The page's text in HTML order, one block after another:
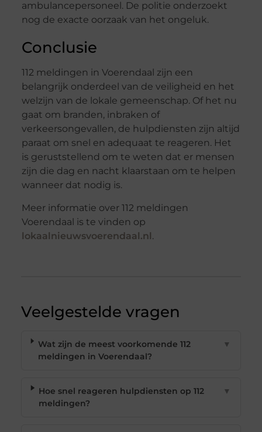
ambulancepersoneel. De politie onderzoekt
nog de exacte oorzaak van het ongeluk.
Conclusie
112 meldingen in Voerendaal zijn een
belangrijk onderdeel van de veiligheid en het
welzijn van de lokale gemeenschap. Of het nu
gaat om branden, inbraken of
verkeersongevallen, de hulpdiensten zijn altijd
paraat om snel en adequaat te reageren. Het
is geruststellend om te weten dat er mensen
zijn die dag en nacht klaarstaan om te helpen
wanneer dat nodig is.
Meer informatie over 112 meldingen
Voerendaal is te vinden op
lokaalnieuwsvoerendaal.nl.
Veelgestelde vragen
Wat zijn de meest voorkomende 112
meldingen in Voerendaal?
▼
Hoe snel reageren hulpdiensten op 112
meldingen?
▼